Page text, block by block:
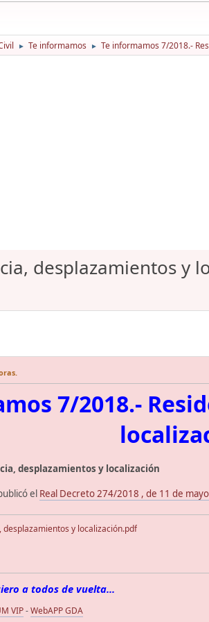
► Te informamos ► Te informamos 7/2018.-
desplazamientos y
7/2018.-
desplazamientos y localización
el Real Decreto 274/2018 , de 11 de mayo
y localización.pdf
a todos de vuelta...
VIP-WebAPP GDA